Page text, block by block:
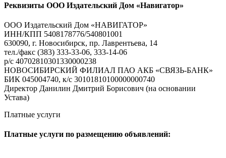
Реквизиты ООО Издательский Дом «Навигатор»
ООО Издательский Дом «НАВИГАТОР»
ИНН/КПП 5408178776/540801001
630090, г. Новосибирск, пр. Лаврентьева, 14
тел./факс (383) 333-33-06, 333-14-06
р/с 40702810301330000238
НОВОСИБИРСКИЙ ФИЛИАЛ ПАО АКБ «СВЯЗЬ-БАНК»
БИК 045004740, к/с 30101810100000000740
Директор Данилин Дмитрий Борисович (на основании
Устава)
Платные услуги
Платные услуги по размещению объявлений: